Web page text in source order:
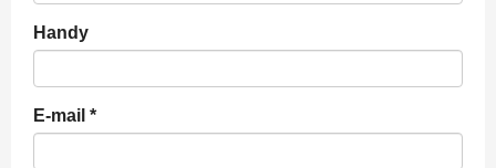
Handy
E-mail *